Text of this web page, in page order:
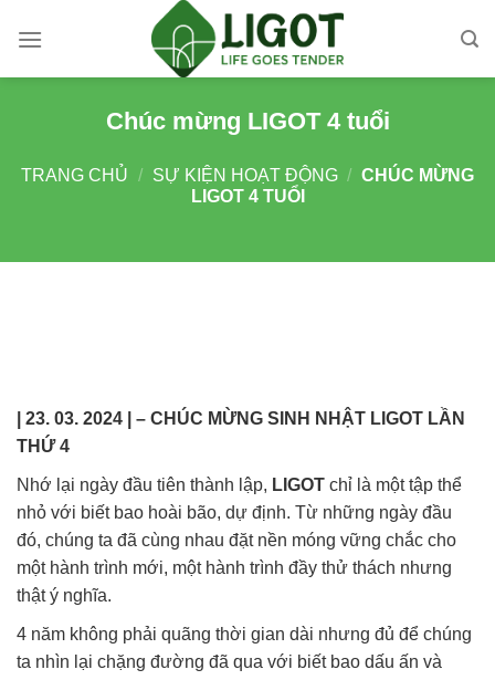
Chúc mừng LIGOT 4 tuổi
TRANG CHỦ / SỰ KIỆN HOẠT ĐỘNG / CHÚC MỪNG
LIGOT 4 TUỔI
| 23. 03. 2024 | – CHÚC MỪNG SINH NHẬT LIGOT LẦN
THỨ 4
Nhớ lại ngày đầu tiên thành lập, LIGOT chỉ là một tập thể
nhỏ với biết bao hoài bão, dự định. Từ những ngày đầu
đó, chúng ta đã cùng nhau đặt nền móng vững chắc cho
một hành trình mới, một hành trình đầy thử thách nhưng
thật ý nghĩa.
4 năm không phải quãng thời gian dài nhưng đủ để chúng
ta nhìn lại chặng đường đã qua với biết bao dấu ấn và